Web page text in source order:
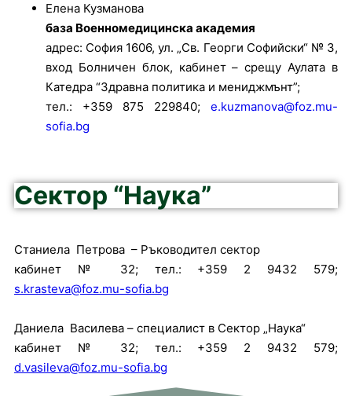
Елена Кузманова
база Военномедицинска академия
адрес: София 1606, ул. „Св. Георги Софийски“ № 3,
вход Болничен блок, кабинет – срещу Аулата в
Катедра “Здравна политика и мениджмънт”;
тел.: +359 875 229840; e.kuzmanova@foz.mu-
sofia.bg
Сектор “Наука”
Станиела Петрова – Ръководител сектор
кабинет № 32; тел.: +359 2 9432 579;
s.krasteva@foz.mu-sofia.bg
Даниела Василева – специалист в Сектор „Наука“
кабинет № 32; тел.: +359 2 9432 579;
d.vasileva@foz.mu-sofia.bg